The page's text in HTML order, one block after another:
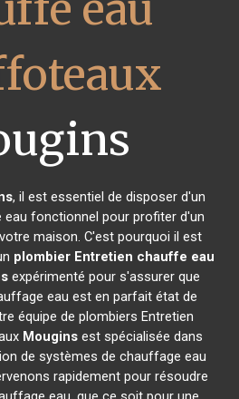
, il est essentiel de disposer d'un
fonctionnel pour profiter d'un
maison. C'est pourquoi il est
plombier Entretien chauffe eau
expérimenté pour s'assurer que
eau est en parfait état de
équipe de plombiers Entretien
Mougins est spécialisée dans
de systèmes de chauffage eau
rapidement pour résoudre